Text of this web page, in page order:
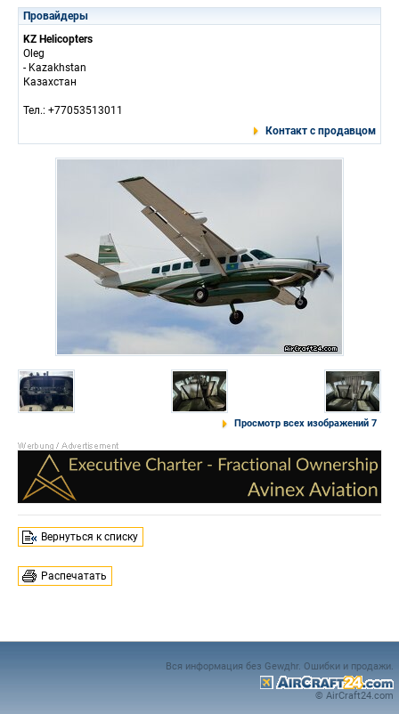
Провайдеры
KZ Helicopters
Oleg
- Kazakhstan
Казахстан
Тел.: +77053513011
Контакт с продавцом
Просмотр всех изображений 7
Вернуться к списку
Распечатать
Вся информация без Gewдhr. Ошибки и продажи.
© AirCraft24.com